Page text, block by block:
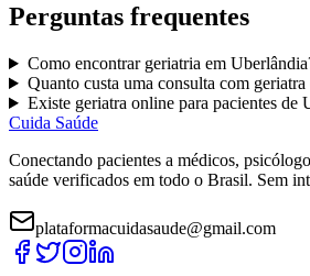
Perguntas frequentes
Como encontrar geriatria em Uberlândia
Quanto custa uma consulta com geriatra
Existe geriatra online para pacientes de
Cuida Saúde
Conectando pacientes a médicos,
saúde verificados em todo o Brasil. Sem
plataformacuidasaude@gmail.com